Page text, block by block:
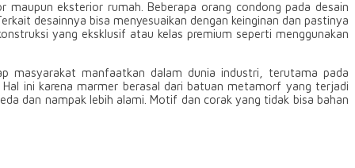
eksterior rumah. Beberapa orang condong pada desain
desainnya bisa menyesuaikan dengan keinginan dan pastinya
yang eksklusif atau kelas premium seperti menggunakan
masyarakat manfaatkan dalam dunia industri, terutama pada
ini karena marmer berasal dari batuan metamorf yang terjadi
dan nampak lebih alami. Motif dan corak yang tidak bisa bahan